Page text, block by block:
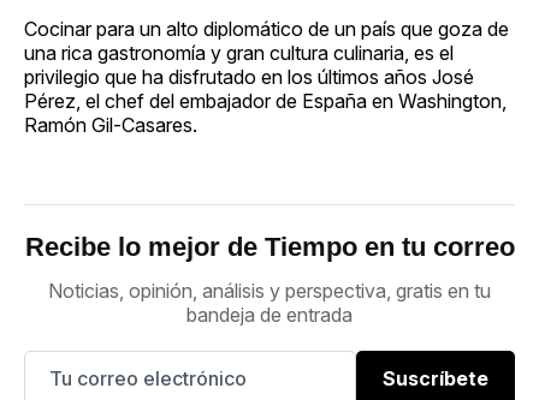
Cocinar para un alto diplomático de un país que goza de
una rica gastronomía y gran cultura culinaria, es el
privilegio que ha disfrutado en los últimos años José
Pérez, el chef del embajador de España en Washington,
Ramón Gil-Casares.
Recibe lo mejor de Tiempo en tu correo
Noticias, opinión, análisis y perspectiva, gratis en tu
bandeja de entrada
Suscríbete